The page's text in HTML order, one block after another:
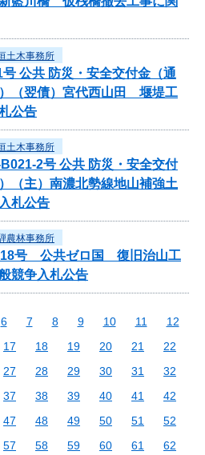
土木事務所
公共 防災・安全交付金（通
（翌債）宮代西山田 堰堤工
公告
土木事務所
2号 公共 防災・安全交付
（主）南濃北勢線地山補強土
札公告
農林事務所
号 公共ゼロ国 復旧治山工
競争入札公告
6 7 8 9 10 11
12
17 18 19 20 21
22
27 28 29 30 31
32
37 38 39 40 41
42
47 48 49 50 51
52
57 58 59 60 61
62